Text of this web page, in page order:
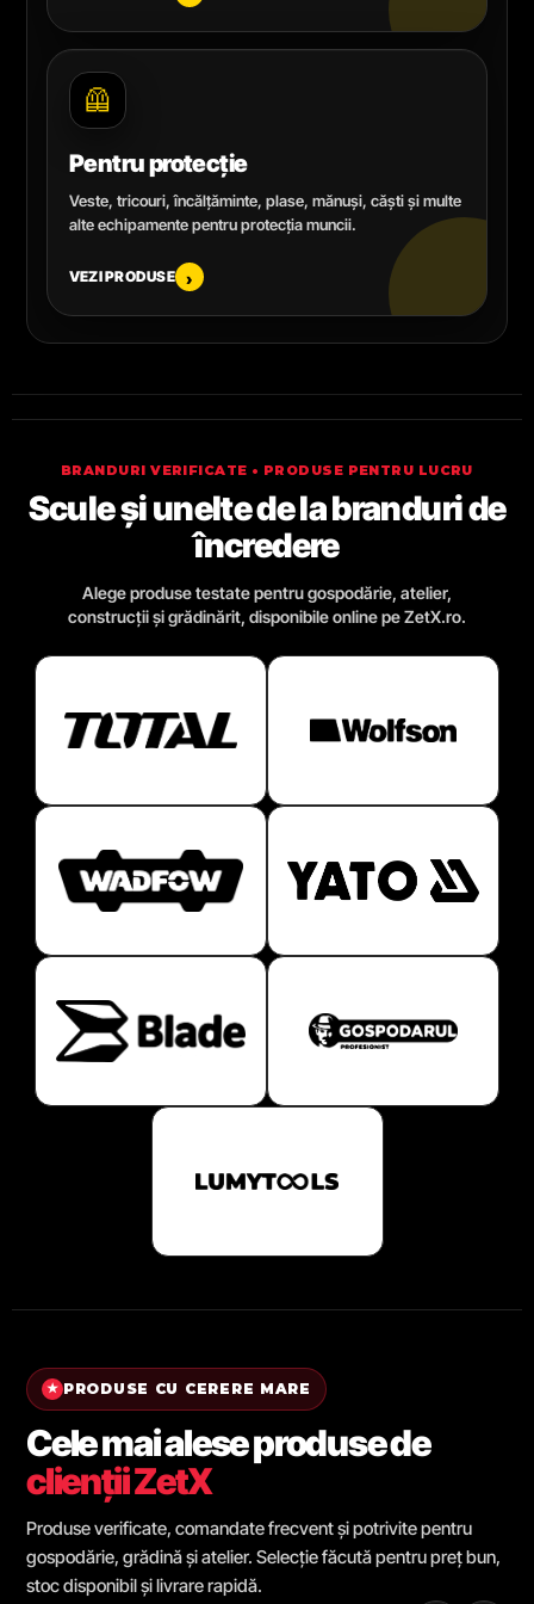
🦺
Pentru protecție
Veste, tricouri, încălțăminte, plase, mănuși, căști și multe
alte echipamente pentru protecția muncii.
VEZI PRODUSE ›
BRANDURI VERIFICATE • PRODUSE PENTRU LUCRU
Scule și unelte de la branduri de
încredere
Alege produse testate pentru gospodărie, atelier,
construcții și grădinărit, disponibile online pe ZetX.ro.
★ PRODUSE CU CERERE MARE
Cele mai alese produse de
clienții ZetX
Produse verificate, comandate frecvent și potrivite pentru
gospodărie, grădină și atelier. Selecție făcută pentru preț bun,
stoc disponibil și livrare rapidă.